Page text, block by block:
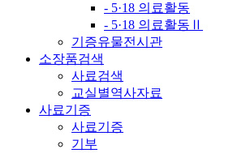
- 5·18 의료활동
- 5·18 의료활동Ⅱ
기증유물전시관
소장품검색
사료검색
교실별역사자료
사료기증
사료기증
기부